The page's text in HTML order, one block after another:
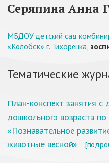
Серяпина Анна
МБДОУ детский сад
«Колобок» г. Тихорецка,
Тематические
План-конспект занятия с
дошкольного возраста
«Познавательное
животные весной»